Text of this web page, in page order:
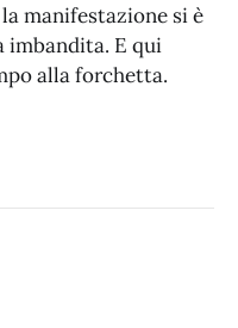
manifestazione si è
imbandita. E qui
alla forchetta.